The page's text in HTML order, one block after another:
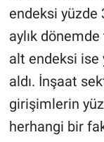
endeksi yüzde
aylık
alt endeksi ise
aldı. İnşaat
girişimlerin
herhangi bir